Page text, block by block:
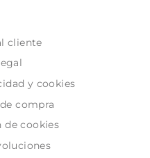
cliente
y cookies
compra
de cookies